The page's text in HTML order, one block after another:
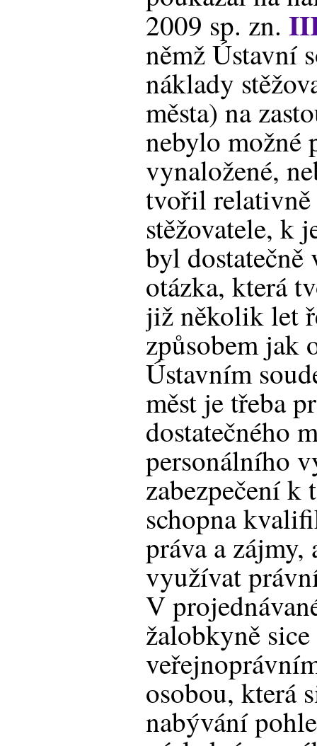
2009 sp. zn.
němž Ústavní
náklady
města) na
nebylo možné
vynaložené,
tvořil relativně
stěžovatele, k
byl
otázka, která
již několik let
způsobem jak
Ústavním
měst je třeba
dostatečného
personálního
zabezpečení k
schopna
práva a zájmy,
využívat
V
žalobkyně
osobou, která
nabývání